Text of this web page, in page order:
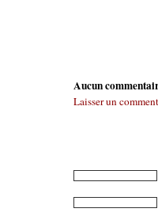
Aucun
Laisser un